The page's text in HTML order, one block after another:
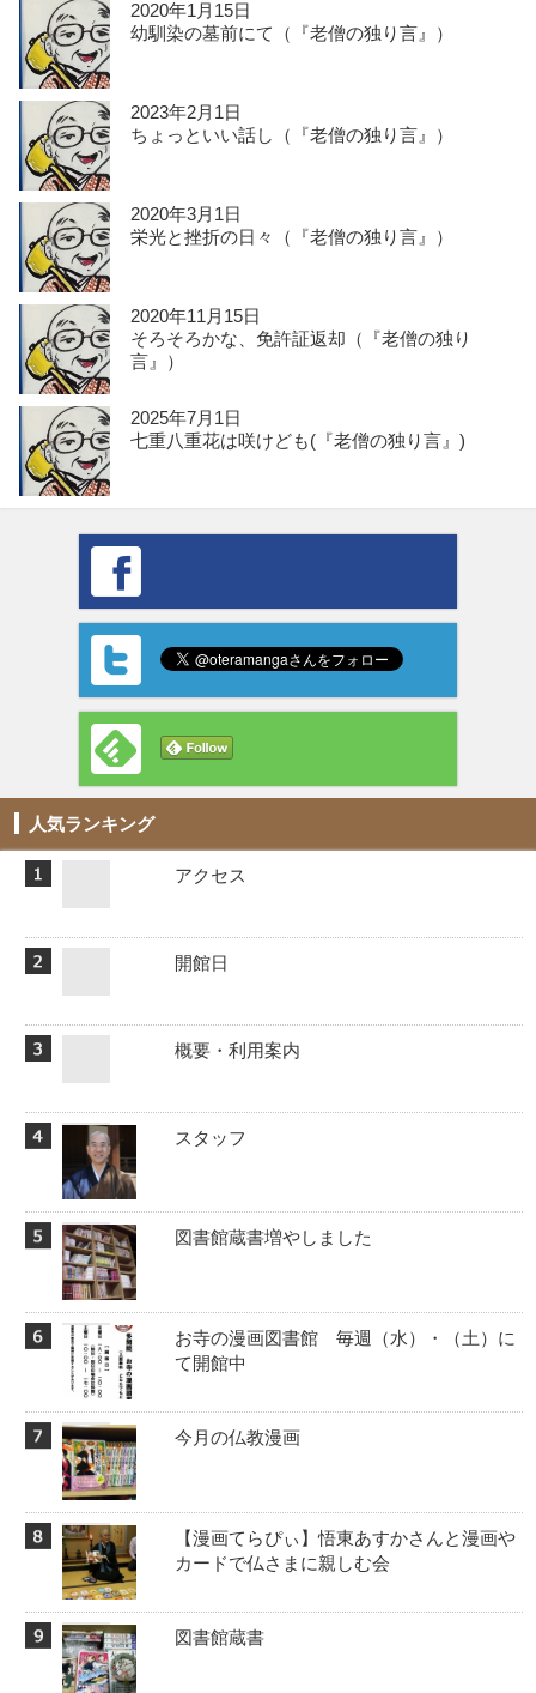
2020年1月15日
幼馴染の墓前にて（『老僧の独り言』）
2023年2月1日
ちょっといい話し（『老僧の独り言』）
2020年3月1日
栄光と挫折の日々（『老僧の独り言』）
2020年11月15日
そろそろかな、免許証返却（『老僧の独り
言』）
2025年7月1日
七重八重花は咲けども(『老僧の独り言』)
人気ランキング
アクセス
開館日
概要・利用案内
スタッフ
図書館蔵書増やしました
お寺の漫画図書館 毎週（水）・（土）に
て開館中
今月の仏教漫画
【漫画てらぴぃ】悟東あすかさんと漫画や
カードで仏さまに親しむ会
図書館蔵書